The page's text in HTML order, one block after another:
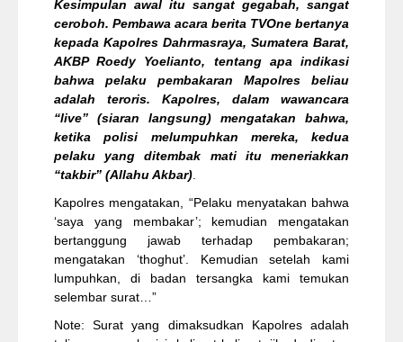
Kesimpulan awal itu sangat gegabah, sangat
ceroboh. Pembawa acara berita TVOne bertanya
kepada Kapolres Dahrmasraya, Sumatera Barat,
AKBP Roedy Yoelianto, tentang apa indikasi
bahwa pelaku pembakaran Mapolres beliau
adalah teroris. Kapolres, dalam wawancara
“live” (siaran langsung) mengatakan bahwa,
ketika polisi melumpuhkan mereka, kedua
pelaku yang ditembak mati itu meneriakkan
“takbir” (Allahu Akbar)
Kapolres mengatakan, “Pelaku menyatakan bahwa
‘saya yang membakar’; kemudian mengatakan
bertanggung jawab terhadap pembakaran;
mengatakan ‘thoghut’. Kemudian setelah kami
lumpuhkan, di badan tersangka kami temukan
selembar surat…”
Note: Surat yang dimaksudkan Kapolres adalah